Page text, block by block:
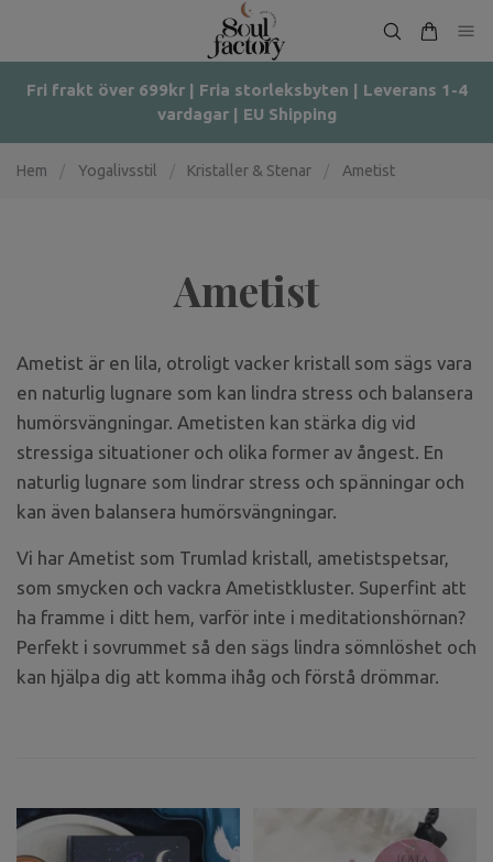
Fri frakt över 699kr | Fria storleksbyten | Leverans 1-4
vardagar | EU Shipping
Hem Yogalivsstil Kristaller & Stenar Ametist
Ametist
Ametist är en lila, otroligt vacker kristall som sägs vara
en naturlig lugnare som kan lindra stress och balansera
humörsvängningar. Ametisten kan stärka dig vid
stressiga situationer och olika former av ångest. En
naturlig lugnare som lindrar stress och spänningar och
kan även balansera humörsvängningar.
Vi har Ametist som Trumlad kristall, ametistspetsar,
som smycken och vackra Ametistkluster. Superfint att
ha framme i ditt hem, varför inte i meditationshörnan?
Perfekt i sovrummet så den sägs lindra sömnlöshet och
kan hjälpa dig att komma ihåg och förstå drömmar.